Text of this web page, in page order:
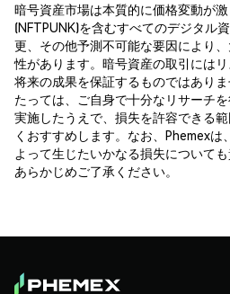
暗号資産市場は本質的に価格変動が
(NFTPUNK)を含むすべてのデジタル
更、その他予測不可能な要因により
性があります。暗号資産の取引には
将来の成果を保証するものではあり
たっては、ご自身で十分なリサーチ
実施したうえで、損失を許容できる
くおすすめします。なお、Phemexは
よって生じたいかなる損失について
あらかじめご了承ください。